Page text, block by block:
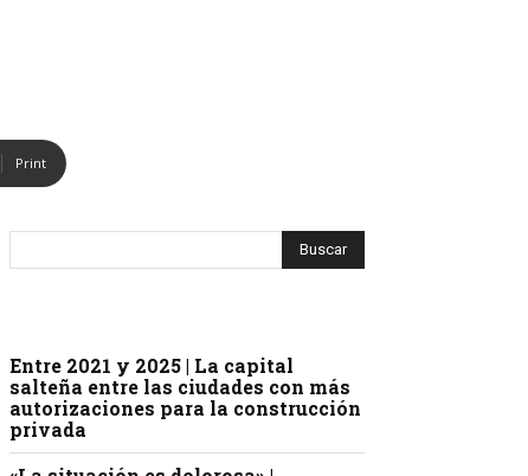
Print
Entre 2021 y 2025 | La capital
salteña entre las ciudades con más
autorizaciones para la construcción
privada